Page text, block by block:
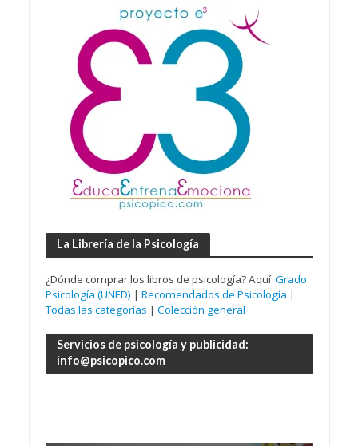
La Librería de la Psicología
¿Dónde comprar los libros de psicología? Aquí: Grado
Psicología (UNED) | Recomendados de Psicología |
Todas las categorías | Colección general
Servicios de psicología y publicidad:
info@psicopico.com